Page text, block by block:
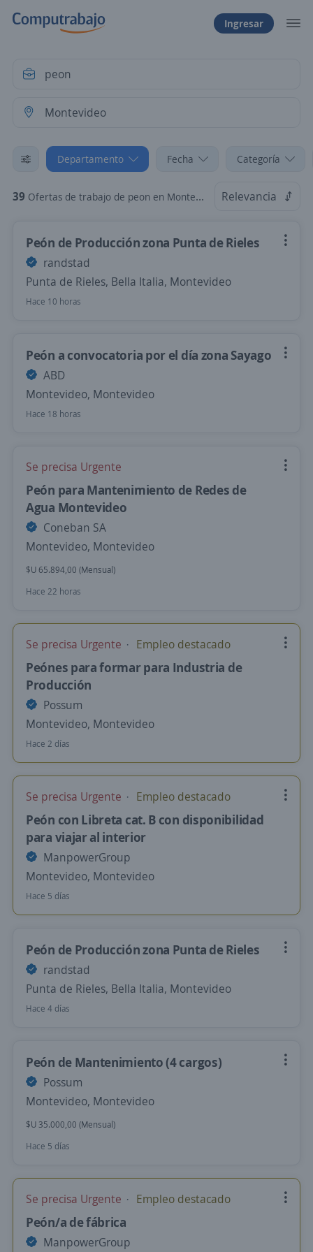
Ingresar
Departamento Fecha Categoría
39 Ofertas de trabajo de peon en Montevideo Relevancia
Peón de Producción zona Punta de Rieles
randstad
Punta de Rieles, Bella Italia, Montevideo
Hace 10 horas
Peón a convocatoria por el día zona Sayago
ABD
Montevideo, Montevideo
Hace 18 horas
Se precisa Urgente
Peón para Mantenimiento de Redes de
Agua Montevideo
Coneban SA
Montevideo, Montevideo
$U 65.894,00 (Mensual)
Hace 22 horas
Se precisa Urgente Empleo destacado
Peónes para formar para Industria de
Producción
Possum
Montevideo, Montevideo
Hace 2 días
Se precisa Urgente Empleo destacado
Peón con Libreta cat. B con disponibilidad
para viajar al interior
ManpowerGroup
Montevideo, Montevideo
Hace 5 días
Peón de Producción zona Punta de Rieles
randstad
Punta de Rieles, Bella Italia, Montevideo
Hace 4 días
Peón de Mantenimiento (4 cargos)
Possum
Montevideo, Montevideo
$U 35.000,00 (Mensual)
Hace 5 días
Se precisa Urgente Empleo destacado
Peón/a de fábrica
ManpowerGroup